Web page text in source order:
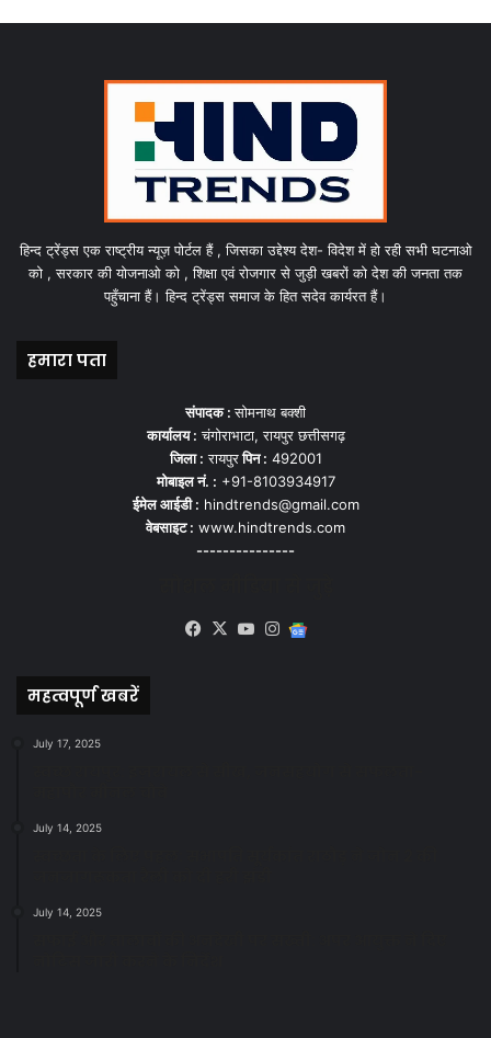
हिन्द ट्रेंड्स एक राष्ट्रीय न्यूज़ पोर्टल हैं , जिसका उद्देश्य देश- विदेश में हो रही सभी घटनाओ
को , सरकार की योजनाओ को , शिक्षा एवं रोजगार से जुड़ी खबरों को देश की जनता तक
पहुँचाना हैं। हिन्द ट्रेंड्स समाज के हित सदेव कार्यरत हैं।
हमारा पता
संपादक :सोमनाथ बक्शी
कार्यालय : चंगोराभाटा, रायपुर छत्तीसगढ़
जिला : रायपुरपिन : 492001
मोबाइल नं. : +91-8103934917
ईमेल आईडी : hindtrends@gmail.com
वेबसाइट : www.hindtrends.com
---------------
Facebook
X YouTubeInstagram
महत्वपूर्ण खबरें
July 17, 2025
July 14, 2025
July 14, 2025